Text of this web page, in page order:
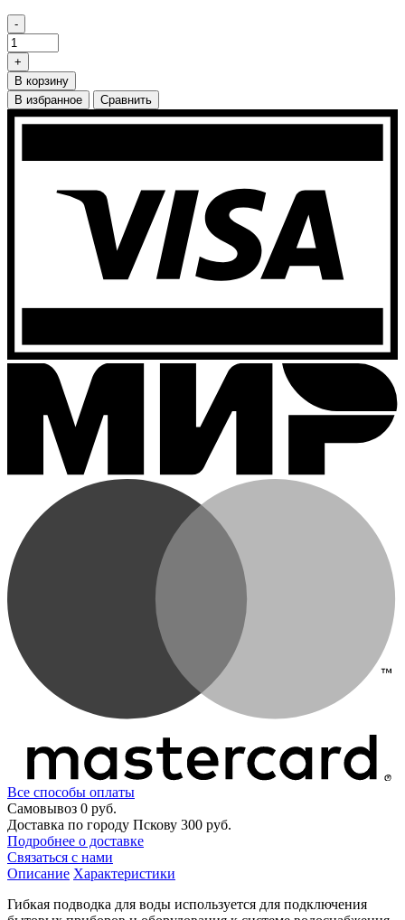
-
+
В корзину
В избранное
Сравнить
Все способы оплаты
Самовывоз 0 руб.
Доставка по городу Пскову 300 руб.
Подробнее о доставке
Связаться с нами
Описание Характеристики
Гибкая подводка для воды используется для подключения